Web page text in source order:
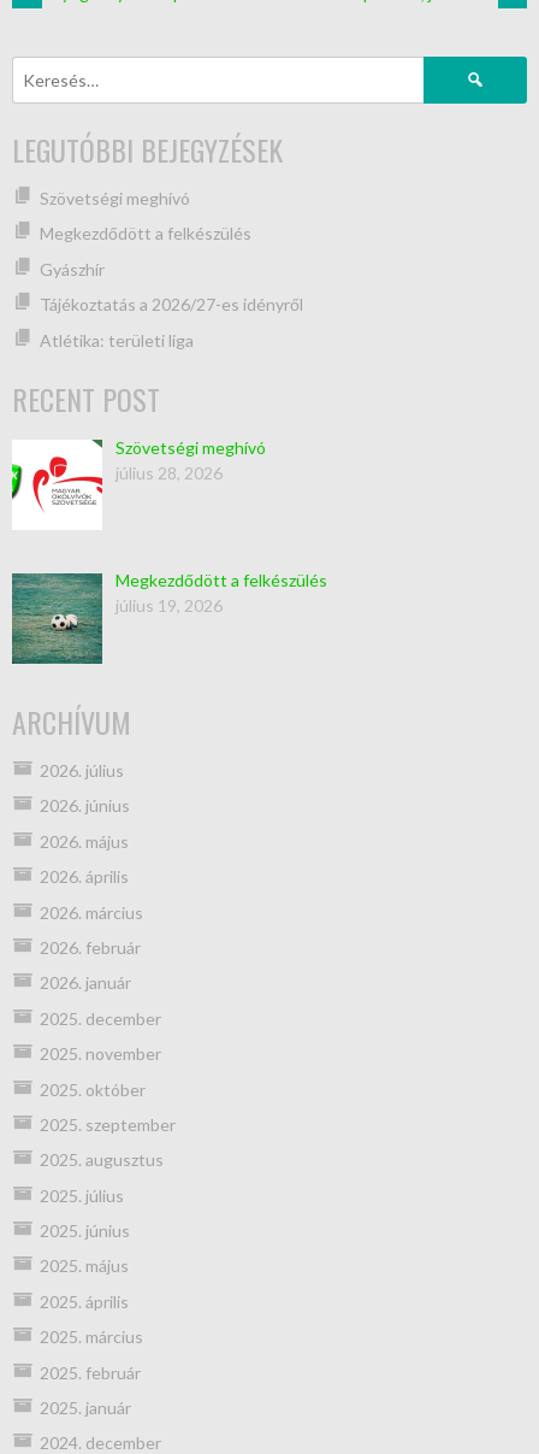
LEGUTÓBBI BEJEGYZÉSEK
Szövetségi meghívó
Megkezdődött a felkészülés
Gyászhír
Tájékoztatás a 2026/27-es idényről
Atlétika: területi liga
RECENT POST
Szövetségi meghívó
július 28, 2026
Megkezdődött a felkészülés
július 19, 2026
ARCHÍVUM
2026. július
2026. június
2026. május
2026. április
2026. március
2026. február
2026. január
2025. december
2025. november
2025. október
2025. szeptember
2025. augusztus
2025. július
2025. június
2025. május
2025. április
2025. március
2025. február
2025. január
2024. december